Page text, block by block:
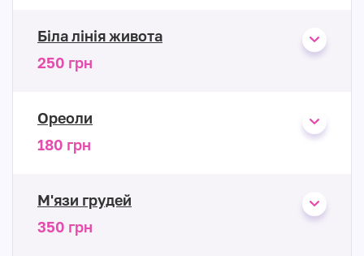
Біла лінія живота
250 грн
Ореоли
180 грн
М'язи грудей
350 грн